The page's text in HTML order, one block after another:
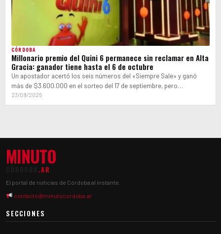
CÓRDOBA
Millonario premio del Quini 6 permanece sin reclamar en Alta
Gracia: ganador tiene hasta el 6 de octubre
Un apostador acertó los seis números del «Siempre Sale» y ganó
más de $3.600.000 en el sorteo del 17 de septiembre, pero…
23/09/2025
MINUTO
.AR
El portal de noticias de Córdoba al instante.
contacto@minutocordoba.ar
SECCIONES